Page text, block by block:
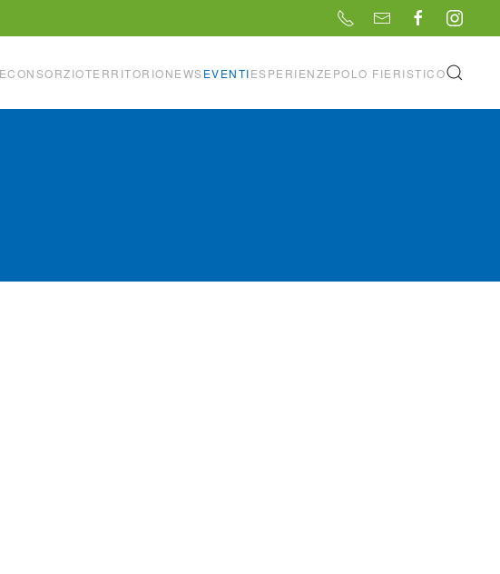
CONSORZIOTERRITORIONEWSEVENTIESPERIENZE POLO FIERISTICO